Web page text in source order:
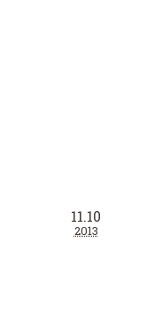
11.10
2013